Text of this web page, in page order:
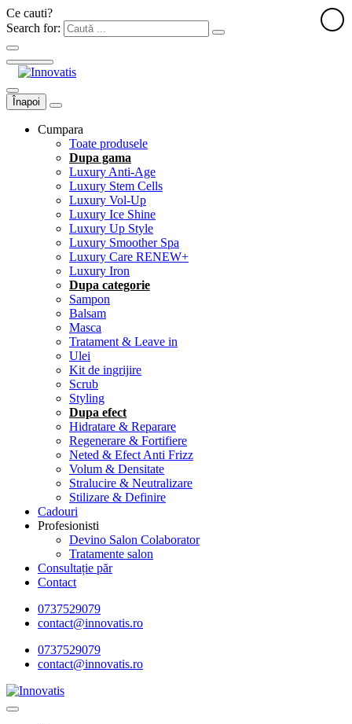
Ce cauti?
Search for:
Înapoi
Cumpara
Toate produsele
Dupa gama
Luxury Anti-Age
Luxury Stem Cells
Luxury Vol-Up
Luxury Ice Shine
Luxury Up Style
Luxury Smoother Spa
Luxury Care RENEW+
Luxury Iron
Dupa categorie
Sampon
Balsam
Masca
Tratament & Leave in
Ulei
Kit de ingrijire
Scrub
Styling
Dupa efect
Hidratare & Reparare
Regenerare & Fortifiere
Neted & Efect Anti Frizz
Volum & Densitate
Stralucire & Neutralizare
Stilizare & Definire
Cadouri
Profesionisti
Devino Salon Colaborator
Tratamente salon
Consultație păr
Contact
0737529079
contact@innovatis.ro
0737529079
contact@innovatis.ro